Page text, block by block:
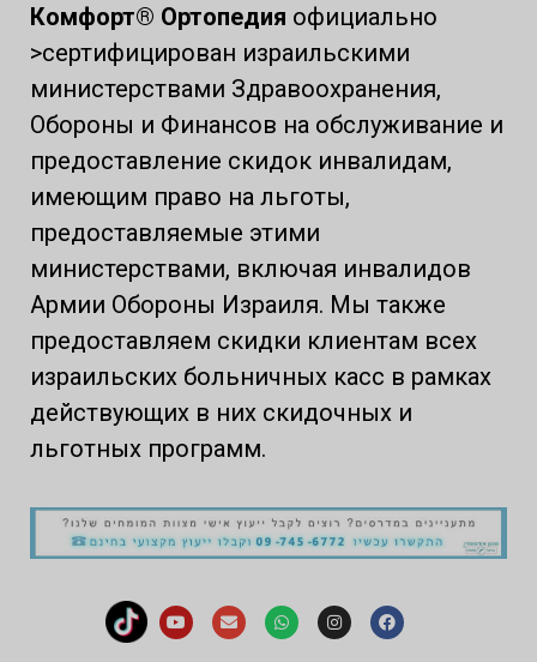
Комфорт® Ортопедия официально
>сертифицирован израильскими
министерствами Здравоохранения,
Обороны и Финансов на обслуживание и
предоставление скидок инвалидам,
имеющим право на льготы,
предоставляемые этими
министерствами, включая инвалидов
Армии Обороны Израиля. Мы также
предоставляем скидки клиентам всех
израильских больничных касс в рамках
действующих в них скидочных и
льготных программ.